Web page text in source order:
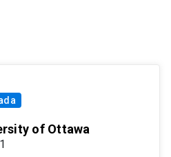
of Ottawa